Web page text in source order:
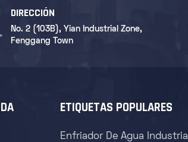
DIRECCIÓN
No. 2 (103B), Yian Industrial Zone,
Fenggang Town
ETIQUETAS POPULARES
Enfriador De Agua Industrial